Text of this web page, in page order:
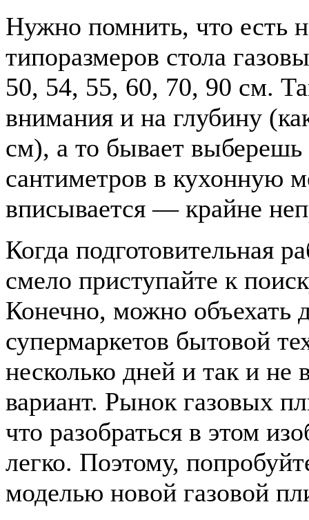
Нужно помнить, что есть
типоразмеров стола
50, 54, 55, 60, 70, 90 см.
внимания и на глубину
см), а то бывает выберешь
сантиметров в кухонную
вписывается — крайне
Когда подготовительная
смело приступайте к
Конечно, можно объехать
супермаркетов бытовой
несколько дней и так и не
вариант. Рынок газовых
что разобраться в этом
легко. Поэтому,
моделью новой газовой